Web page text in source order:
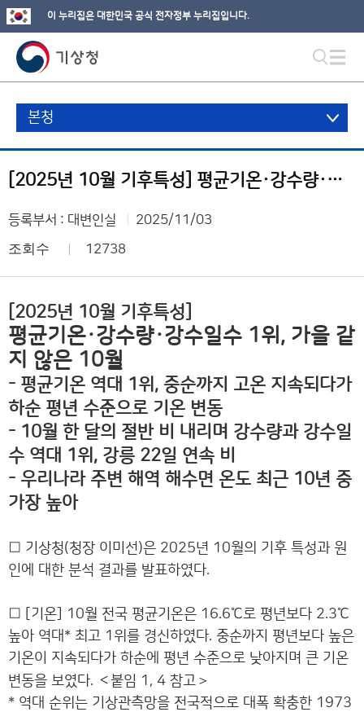
이 누리집은 대한민국 공식 전자정부 누리집입니다.
본청
[2025년 10월 기후특성] 평균기온·강수량·강수일수 1위, 가을 같지 않은 10월
등록부서 : 대변인실 2025/11/03
조회수 12738
[2025년 10월 기후특성]
평균기온·강수량·강수일수 1위, 가을 같
지 않은 10월
- 평균기온 역대 1위, 중순까지 고온 지속되다가
하순 평년 수준으로 기온 변동
- 10월 한 달의 절반 비 내리며 강수량과 강수일
수 역대 1위, 강릉 22일 연속 비
- 우리나라 주변 해역 해수면 온도 최근 10년 중
가장 높아
□ 기상청(청장 이미선)은 2025년 10월의 기후 특성과 원
인에 대한 분석 결과를 발표하였다.
□ [기온] 10월 전국 평균기온은 16.6℃로 평년보다 2.3℃
높아 역대* 최고 1위를 경신하였다. 중순까지 평년보다 높은
기온이 지속되다가 하순에 평년 수준으로 낮아지며 큰 기온
변동을 보였다. ＜붙임 1, 4 참고 ＞
* 역대 순위는 기상관측망을 전국적으로 대폭 확충한 1973